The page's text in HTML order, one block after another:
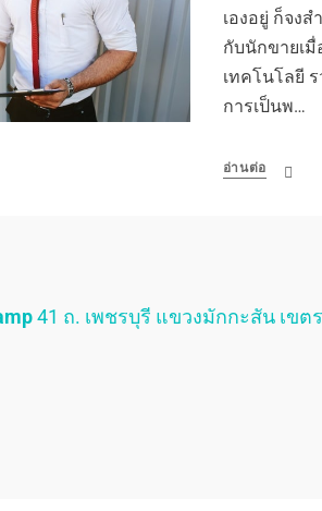
เองอยู่ ก็จง
กับนักขายเมื่
เทคโนโลยี
การเป็นพ…
อ่านต่อ
41 ถ. เพชรบุรี แขวงมักกะสัน เขต